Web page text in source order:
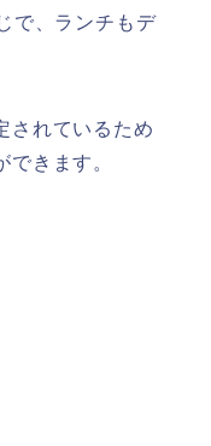
で、ランチもデ
されているため
きます。